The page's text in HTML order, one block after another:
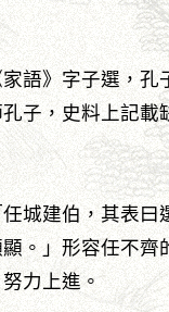
語》字子選，孔
子，史料上記載
城建伯，其表曰
。」形容任不齊
力上進。